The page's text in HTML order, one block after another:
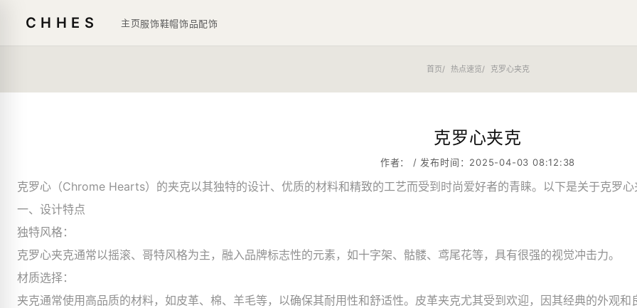
CHHES 主页服饰鞋帽饰品配饰
首页 热点速览 克罗心夹克
克罗心夹克
作者： / 发布时间：2025-04-03 08:12:38
克罗心（Chrome Hearts）的夹克以其独特的设计、优质的材料和精致的工艺而受到时尚爱好者的青睐。以下是关于克罗
一、设计特点
独特风格：
克罗心夹克通常以摇滚、哥特风格为主，融入品牌标志性的元素，如十字架、骷髅、鸢尾花等，具有很强的视觉冲击力。
材质选择：
夹克通常使用高品质的材料，如皮革、棉、羊毛等，以确保其耐用性和舒适性。皮革夹克尤其受到欢迎，因其经典的外观和